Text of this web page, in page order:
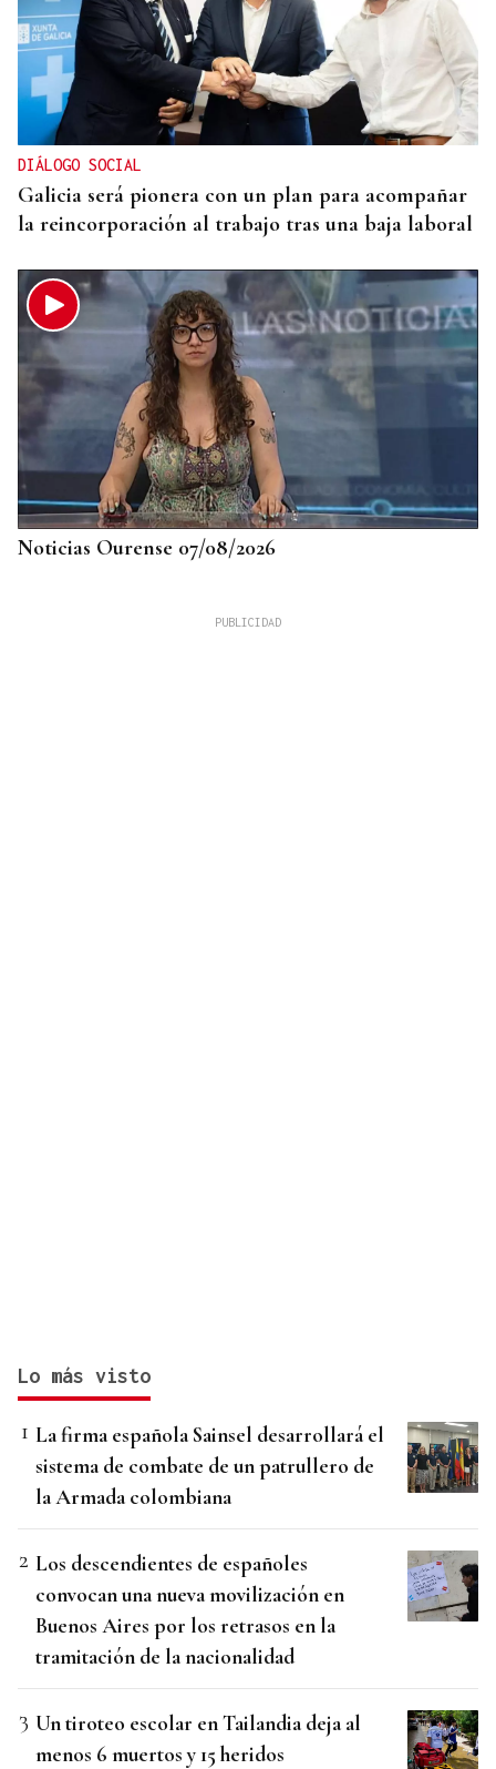
DIÁLOGO SOCIAL
Galicia será pionera con un plan para acompañar
la reincorporación al trabajo tras una baja laboral
Noticias Ourense 07/08/2026
Lo más visto
La firma española Sainsel desarrollará el
sistema de combate de un patrullero de
la Armada colombiana
Los descendientes de españoles
convocan una nueva movilización en
Buenos Aires por los retrasos en la
tramitación de la nacionalidad
Un tiroteo escolar en Tailandia deja al
menos 6 muertos y 15 heridos